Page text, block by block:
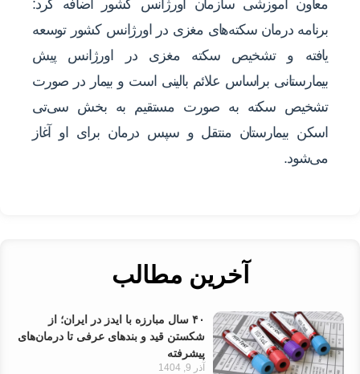
معاون آموزشی سازمان اورژانس کشور اضافه کرد:
برنامه درمان سکته‌های مغزی در اورژانس کشور توسعه
یافته و تشخیص سکته مغزی در اورژانس پیش
بیمارستانی براساس علائم بالینی است و بیمار در صورت
تشخیص سکته به صورت مستقیم به بخش سی‌تی
اسکن بیمارستان منتقل و سپس درمان برای او آغاز
می‌شود.
آخرین مطالب
۴۰ سال مبارزه با ایدز در ایران؛ از
شکستن قید و بندهای عرفی تا درمان‌های
پیشرفته
آذر 9, 1404